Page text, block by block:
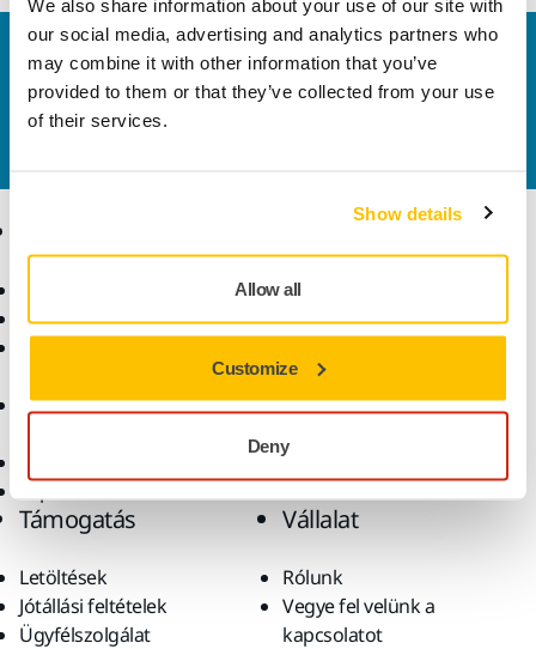
We also share information about your use of our site with
our social media, advertising and analytics partners who
may combine it with other information that you’ve
provided to them or that they’ve collected from your use
of their services.
Show details
Allow all
Customize
Deny
Vegye fel velünk a kapcsolatot
Szeretne többet tudni?Kérjük, vegye fel velünk a
kapcsolatot
Pormentes csiszolás
Kiegészítők és
Iparágak
Alkalmazások
Támogatás
Letöltések
Jótállási feltételek
Ügyfélszolgálat
Vállalat
Rólunk
Vegye fel velünk a
kapcsolatot